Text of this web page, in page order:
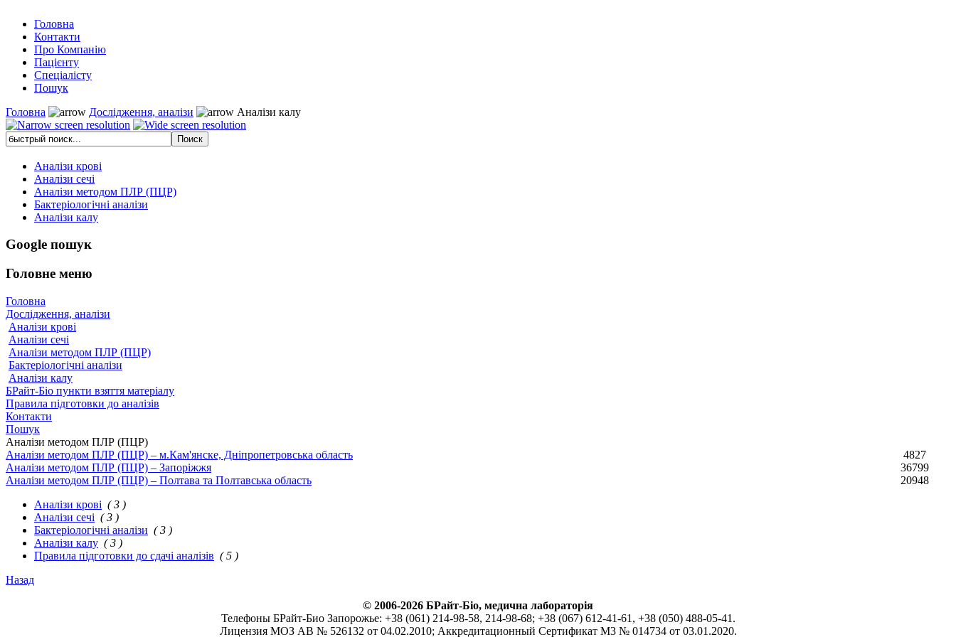
Головна
Контакти
Про Компанію
Пацієнту
Спеціалісту
Пошук
Головна
Дослідження, аналізи Аналізи калу
Аналізи крові
Аналізи сечі
Аналізи методом ПЛР (ПЦР)
Бактеріологічні аналізи
Аналізи калу
Google пошук
Головне меню
Головна
Дослідження, аналізи
Аналізи крові
Аналізи сечі
Аналізи методом ПЛР (ПЦР)
Бактеріологічні аналізи
Аналізи калу
БРайт-Біо пункти взяття матеріалу
Правила підготовки до аналізів
Контакти
Пошук
Аналізи методом ПЛР (ПЦР)
Аналізи методом ПЛР (ПЦР) – м.Кам'янске, Дніпропетровська область
4827
Аналізи методом ПЛР (ПЦР) – Запоріжжя
36799
Аналізи методом ПЛР (ПЦР) – Полтава та Полтавська область
20948
Аналізи крові ( 3 )
Аналізи сечі ( 3 )
Бактеріологічні аналізи ( 3 )
Аналізи калу ( 3 )
Правила підготовки до сдачі аналізів ( 5 )
Назад
© 2006-2026 БРайт-Біо, медична лабораторія
Телефоны БРайт-Био Запорожье: +38 (061) 214-98-58, 214-98-68; +38 (067) 612-41-61, +38 (050) 488-05-41.
Лицензия МОЗ АВ № 526132 от 04.02.2010; Аккредитационный Сертификат М3 № 014734 от 03.01.2020.